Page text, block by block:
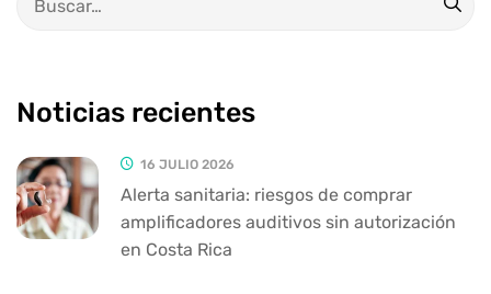
Noticias recientes
16 JULIO 2026
Alerta sanitaria: riesgos de comprar
amplificadores auditivos sin autorización
en Costa Rica